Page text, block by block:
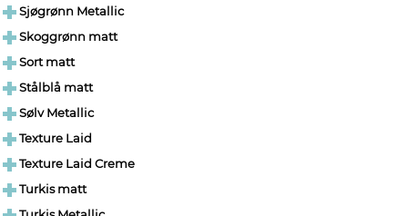
Sjøgrønn Metallic
Skoggrønn matt
Sort matt
Stålblå matt
Sølv Metallic
Texture Laid
Texture Laid Creme
Turkis matt